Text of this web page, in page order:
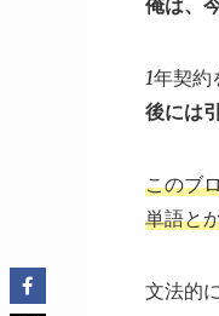
俺は、
1年契約
後には
このブ
単語と
文法的